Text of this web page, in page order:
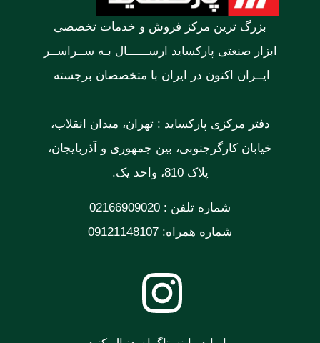
بزرگ ترین مرکز فروش و خدمات تخصصی
ابزار صنعتی پارکساید ارســــــال بـه ســراســر
ایــران اکنون در ایران با متخصصان برجسته
دفتر مرکزی پارکساید : تهران، میدان انقلاب،
خیابان کارگرجنوبی، بین جمهوری و آذربایجان،
پلاک 810، واحد یک.
شماره تلفن : 02166909020
شماره همراه: 09121148107